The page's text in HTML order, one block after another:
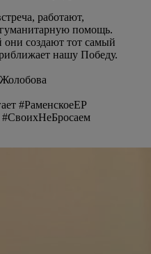
работают,
помощь.
создают тот самый
нашу Победу.
#РаменскоеЕР